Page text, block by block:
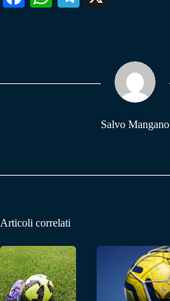
pp m
Salvo Mangano
Articoli correlati